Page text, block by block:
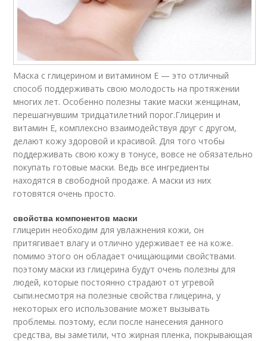
Маска с глицерином и витамином Е — это отличный
способ поддерживать свою молодость на протяжении
многих лет. Особенно полезны такие маски женщинам,
перешагнувшим тридцатилетний порог.Глицерин и
витамин Е, комплексно взаимодействуя друг с другом,
делают кожу здоровой и красивой. Для того чтобы
поддерживать свою кожу в тонусе, вовсе не обязательно
покупать готовые маски. Ведь все ингредиенты
находятся в свободной продаже. А маски из них
готовятся очень просто.
свойства компонентов маски
глицерин необходим для увлажнения кожи, он
притягивает влагу и отлично удерживает ее на коже.
помимо этого он обладает очищающими свойствами.
поэтому маски из глицерина будут очень полезны для
людей, которые постоянно страдают от угревой
сыпи.несмотря на полезные свойства глицерина, у
некоторых его использование может вызывать
проблемы. поэтому, если после нанесения данного
средства, вы заметили, что жирная пленка, покрывающая